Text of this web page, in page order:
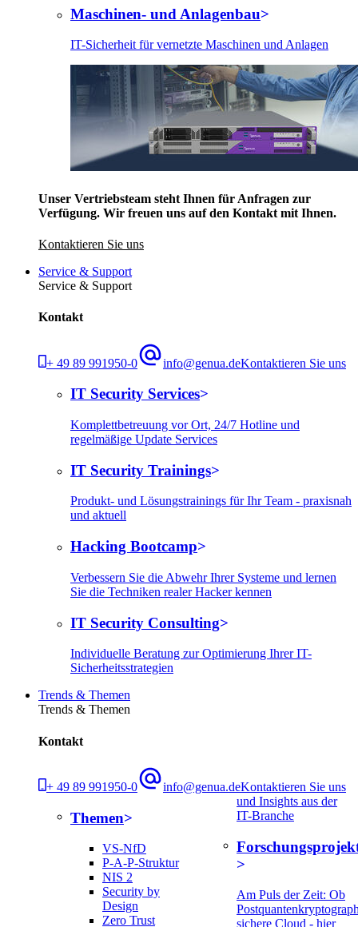
Maschinen- und Anlagenbau
IT-Sicherheit für vernetzte Maschinen und Anlagen
Unser Vertriebsteam steht Ihnen für Anfragen zur
Verfügung. Wir freuen uns auf den Kontakt mit Ihnen.
Kontaktieren Sie uns
Service & Support
Service & Support
Kontakt
+ 49 89 991950-0 info@genua.deKontaktieren Sie uns
IT Security Services
Komplettbetreuung vor Ort, 24/7 Hotline und
regelmäßige Update Services
IT Security Trainings
Produkt- und Lösungstrainings für Ihr Team - praxisnah
und aktuell
Hacking Bootcamp
Verbessern Sie die Abwehr Ihrer Systeme und lernen
Sie die Techniken realer Hacker kennen
IT Security Consulting
Individuelle Beratung zur Optimierung Ihrer IT-
Sicherheitsstrategien
Trends & Themen
Trends & Themen
Kontakt
+ 49 89 991950-0 info@genua.deKontaktieren Sie uns
Themen
VS-NfD
P-A-P-Struktur
NIS 2
Security by
Design
Zero Trust
und Insights aus der
IT-Branche
Am Puls der Zeit: Ob
sichere Cloud - hier